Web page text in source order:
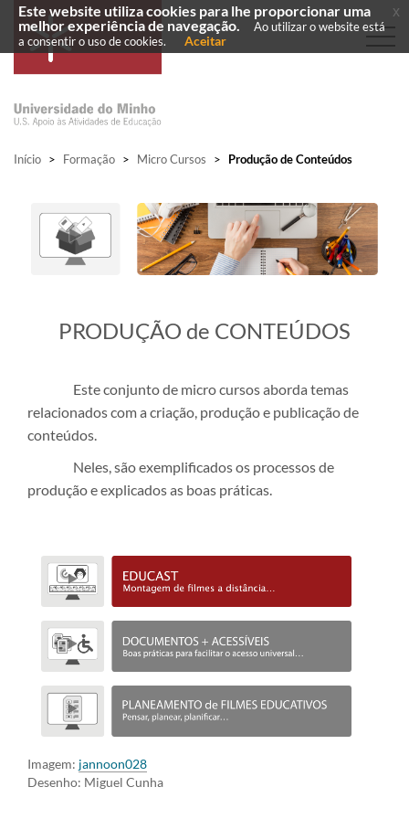
Início > Formação > Micro Cursos > Produção de Conteúdos
​PRODUÇÃO de CONTEÚDOS
Este conjunto de micro cursos aborda temas
relacionados com a criação, produção e publicação de
conteúdos.
Neles, são exemplificados os processos de
produção e explicados as boas práticas.
Imagem: jannoon028
Desenho: Miguel Cunha
Este website utiliza cookies para lhe proporcionar uma
melhor experiência de navegação.
Ao utilizar o website está
a consentir o uso de cookies.
Aceitar
x